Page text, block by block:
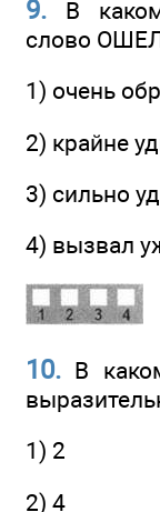
9. В каком
слово
1) очень
2) крайне
3) сильно
4) вызвал
10. В
1) 2
2) 4